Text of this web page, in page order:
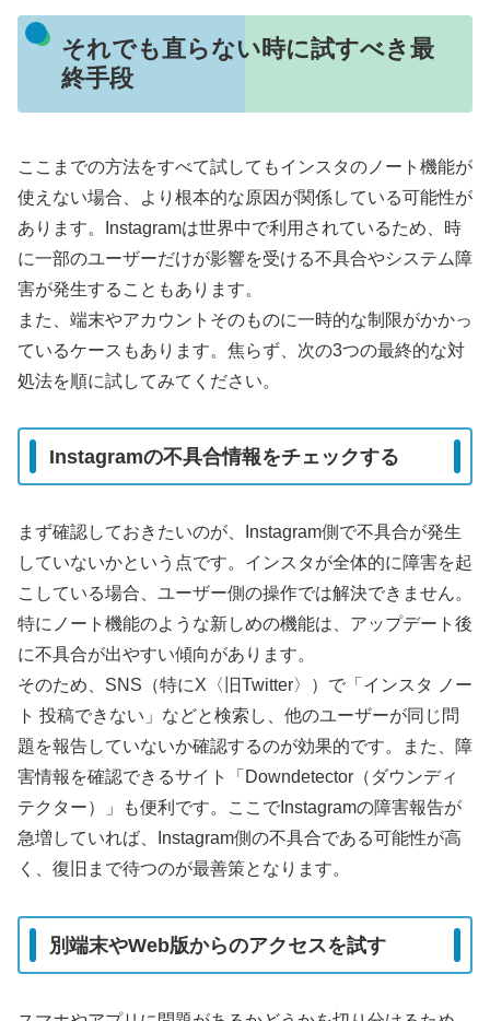
それでも直らない時に試すべき最
終手段
ここまでの方法をすべて試してもインスタのノート機能が
使えない場合、より根本的な原因が関係している可能性が
あります。Instagramは世界中で利用されているため、時
に一部のユーザーだけが影響を受ける不具合やシステム障
害が発生することもあります。
また、端末やアカウントそのものに一時的な制限がかかっ
ているケースもあります。焦らず、次の3つの最終的な対
処法を順に試してみてください。
Instagramの不具合情報をチェックする
まず確認しておきたいのが、Instagram側で不具合が発生
していないかという点です。インスタが全体的に障害を起
こしている場合、ユーザー側の操作では解決できません。
特にノート機能のような新しめの機能は、アップデート後
に不具合が出やすい傾向があります。
そのため、SNS（特にX〈旧Twitter〉）で「インスタ ノー
ト 投稿できない」などと検索し、他のユーザーが同じ問
題を報告していないか確認するのが効果的です。また、障
害情報を確認できるサイト「Downdetector（ダウンディ
テクター）」も便利です。ここでInstagramの障害報告が
急増していれば、Instagram側の不具合である可能性が高
く、復旧まで待つのが最善策となります。
別端末やWeb版からのアクセスを試す